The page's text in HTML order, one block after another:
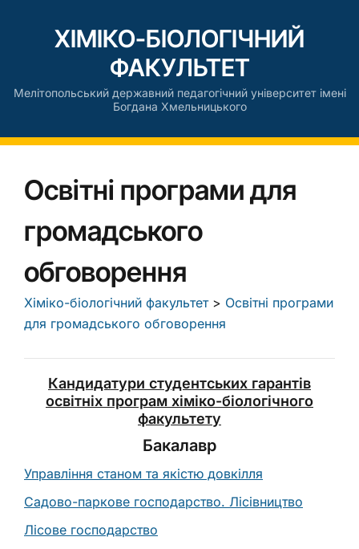
ХІМІКО-БІОЛОГІЧНИЙ
ФАКУЛЬТЕТ
Мелітопольський державний педагогічний університет імені
Богдана Хмельницького
Освітні програми для
громадського
обговорення
Хіміко-біологічний факультет> Освітні програми
для громадського обговорення
Кандидатури студентських гарантів
освітніх програм хіміко-біологічного
факультету
Бакалавр
Управління станом та якістю довкілля
Садово-паркове господарство. Лісівництво
Лісове господарство